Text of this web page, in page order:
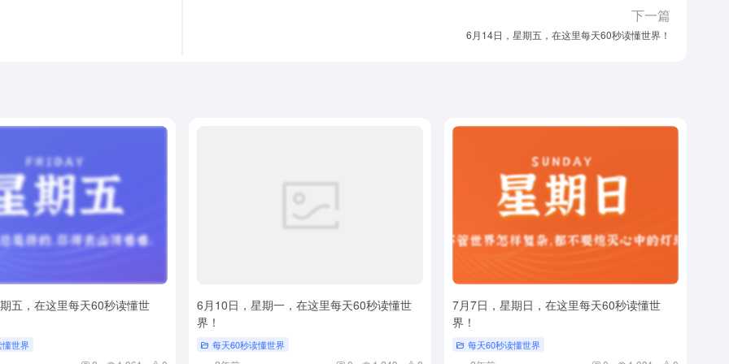
下一篇
6月14日，星期五，在这里每天60秒读懂世界！
五，在这里每天60秒读懂世
懂世界
6月10日，星期一，在这里每天60秒读懂世
界！
每天60秒读懂世界
7月7日，星期日，在这里每天60秒读懂世
界！
每天60秒读懂世界